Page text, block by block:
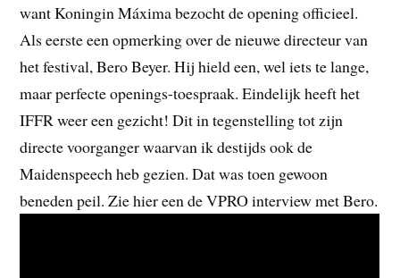
want Koningin Máxima bezocht de opening officieel.
Als eerste een opmerking over de nieuwe directeur van
het festival, Bero Beyer. Hij hield een, wel iets te lange,
maar perfecte openings-toespraak. Eindelijk heeft het
IFFR weer een gezicht! Dit in tegenstelling tot zijn
directe voorganger waarvan ik destijds ook de
Maidenspeech heb gezien. Dat was toen gewoon
beneden peil. Zie hier een de VPRO interview met Bero.